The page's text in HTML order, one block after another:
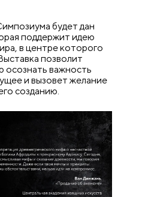
будет дан
поддержит идею
в центре которого
позволит
осознать важность
и вызовет желание
созданию.